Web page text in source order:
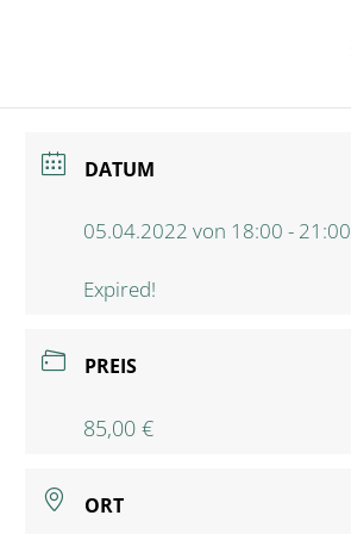
DATUM
05.04.2022 von 18:00 - 21:00
Expired!
PREIS
85,00 €
ORT